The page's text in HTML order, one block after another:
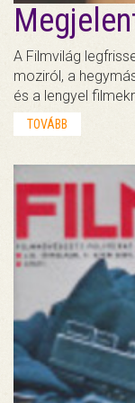
A Filmvilág
moziról, a
és a lengyel
TOVÁBB